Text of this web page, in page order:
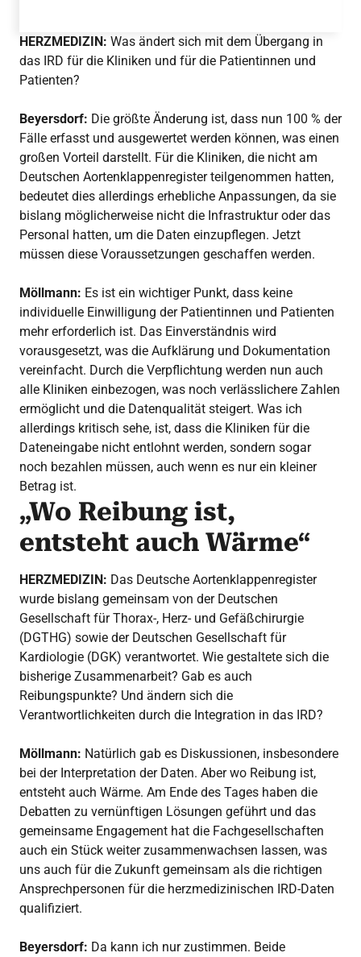
HERZMEDIZIN: Was ändert sich mit dem Übergang in
das IRD für die Kliniken und für die Patientinnen und
Patienten?
Beyersdorf: Die größte Änderung ist, dass nun 100 % der
Fälle erfasst und ausgewertet werden können, was einen
großen Vorteil darstellt. Für die Kliniken, die nicht am
Deutschen Aortenklappenregister teilgenommen hatten,
bedeutet dies allerdings erhebliche Anpassungen, da sie
bislang möglicherweise nicht die Infrastruktur oder das
Personal hatten, um die Daten einzupflegen. Jetzt
müssen diese Voraussetzungen geschaffen werden.
Möllmann: Es ist ein wichtiger Punkt, dass keine
individuelle Einwilligung der Patientinnen und Patienten
mehr erforderlich ist. Das Einverständnis wird
vorausgesetzt, was die Aufklärung und Dokumentation
vereinfacht. Durch die Verpflichtung werden nun auch
alle Kliniken einbezogen, was noch verlässlichere Zahlen
ermöglicht und die Datenqualität steigert. Was ich
allerdings kritisch sehe, ist, dass die Kliniken für die
Dateneingabe nicht entlohnt werden, sondern sogar
noch bezahlen müssen, auch wenn es nur ein kleiner
Betrag ist.
„Wo Reibung ist,
entsteht auch Wärme“
HERZMEDIZIN: Das Deutsche Aortenklappenregister
wurde bislang gemeinsam von der Deutschen
Gesellschaft für Thorax-, Herz- und Gefäßchirurgie
(DGTHG) sowie der Deutschen Gesellschaft für
Kardiologie (DGK) verantwortet. Wie gestaltete sich die
bisherige Zusammenarbeit? Gab es auch
Reibungspunkte? Und ändern sich die
Verantwortlichkeiten durch die Integration in das IRD?
Möllmann: Natürlich gab es Diskussionen, insbesondere
bei der Interpretation der Daten. Aber wo Reibung ist,
entsteht auch Wärme. Am Ende des Tages haben die
Debatten zu vernünftigen Lösungen geführt und das
gemeinsame Engagement hat die Fachgesellschaften
auch ein Stück weiter zusammenwachsen lassen, was
uns auch für die Zukunft gemeinsam als die richtigen
Ansprechpersonen für die herzmedizinischen IRD-Daten
qualifiziert.
Beyersdorf: Da kann ich nur zustimmen. Beide